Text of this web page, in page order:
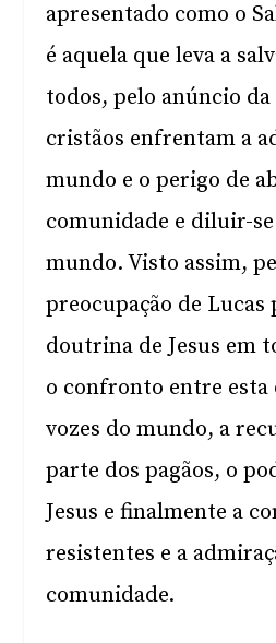
apresentado como o
é aquela que leva a
todos, pelo anúncio da
cristãos enfrentam a
mundo e o perigo de
comunidade e diluir-
mundo. Visto assim,
preocupação de
doutrina de Jesus em
o confronto entre esta
vozes do mundo, a
parte dos pagãos, o
Jesus e finalmente a
resistentes e a
comunidade.